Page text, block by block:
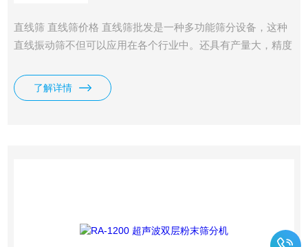
直线筛 直线筛价格 直线筛批发是一种多功能筛分设备，这种
直线振动筛不但可以应用在各个行业中。还具有产量大，精度
了解详情